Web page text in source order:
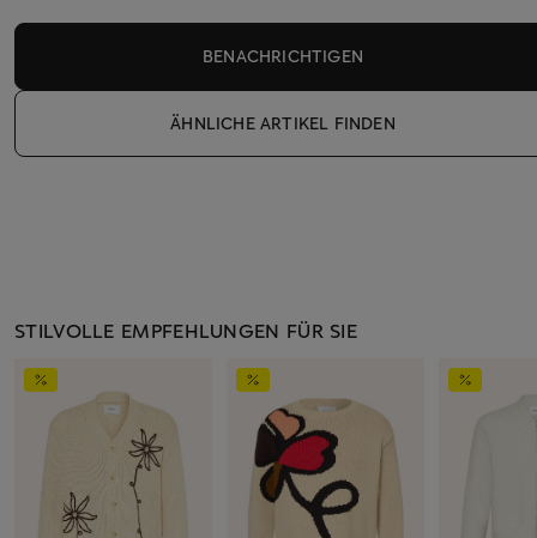
BENACHRICHTIGEN
ÄHNLICHE ARTIKEL FINDEN
STILVOLLE EMPFEHLUNGEN FÜR SIE